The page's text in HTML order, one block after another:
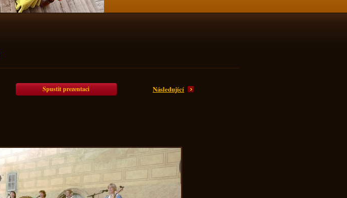
Spustit prezentaci Následující